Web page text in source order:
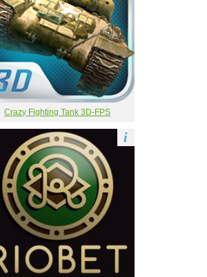
Crazy Fighting Tank 3D-FPS
i